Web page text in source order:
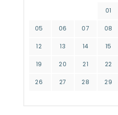
01
05 06 07 08
12 13 14 15
19 20 21 22
26 27 28 29